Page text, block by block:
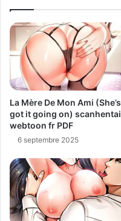
La Mère De Mon Ami (She’s
got it going on) scanhentai
webtoon fr PDF
6 septembre 2025